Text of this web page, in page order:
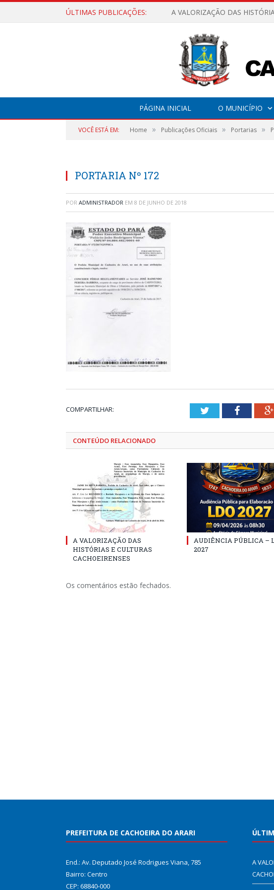
ÚLTIMAS PUBLICAÇÕES: A VALORIZAÇÃO DAS
PÁGINA INICIAL O MUNICÍPIO
VOCÊ ESTÁ EM: Home » Publicações Oficiais » Portarias »
PORTARIA Nº 172
POR ADMINISTRADOR EM 8 DE JUNHO DE 2018
COMPARTILHAR: TwitterFacebook
CONTEÚDO RELACIONADO
A VALORIZAÇÃO DAS
HISTÓRIAS E CULTURAS
CACHOEIRENSES
AUDIÊNCIA PÚBLICA –
2027
Os comentários estão fechados.
PREFEITURA DE CACHOEIRA DO ARARI
End.: Av. Deputado José Rodrigues Viana, 785
Bairro: Centro
CEP: 68840-000
A